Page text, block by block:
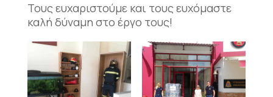
Τους ευχαριστούμε και τους ευχόμαστε
καλή δύναμη στο έργο τους!